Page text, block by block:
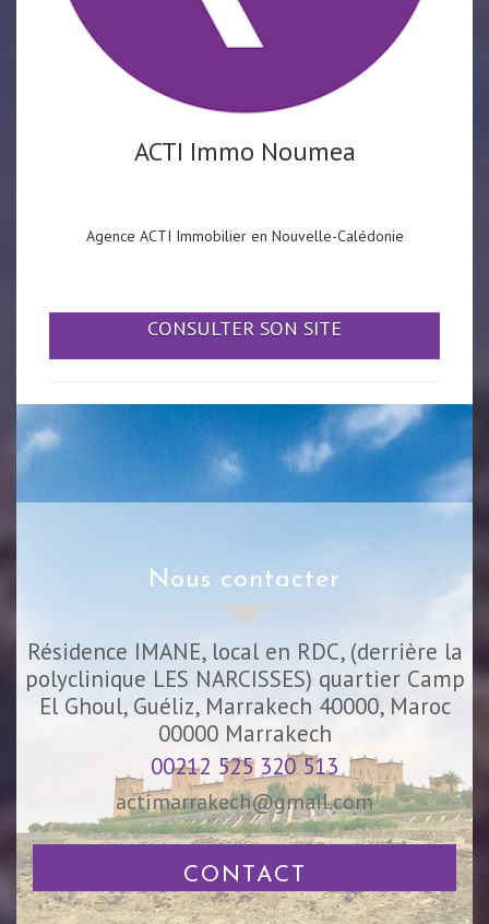
ACTI Immo Noumea
Agence ACTI Immobilier en Nouvelle-Calédonie
CONSULTER SON SITE
nous contacter
Résidence IMANE, local en RDC, (derrière la
polyclinique LES NARCISSES) quartier Camp
El Ghoul, Guéliz, Marrakech 40000, Maroc
00000 Marrakech
00212 525 320 513
actimarrakech@gmail.com
CONTACT